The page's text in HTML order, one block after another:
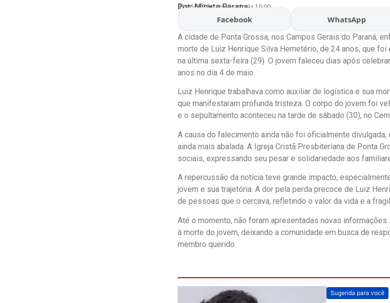
Por:Minuto Parana
01/06/2026 Atualizado às 10:00
Facebook WhatsApp
A cidade de Ponta Grossa, nos Campos Gerais do Paraná,
morte de Luiz Henrique Silva Hemetério, de 24 anos, que
na última sexta-feira (29). O jovem faleceu dias após
anos no dia 4 de maio.
Luiz Henrique trabalhava como auxiliar de logística e sua
que manifestaram profunda tristeza. O corpo do jovem foi
e o sepultamento aconteceu na tarde de sábado (30), no
A causa do falecimento ainda não foi oficialmente divulgada,
ainda mais abalada. A Igreja Cristã Presbiteriana de Ponta
sociais, expressando seu pesar e solidariedade aos
A repercussão da notícia teve grande impacto,
jovem e sua trajetória. A dor pela perda precoce de Luiz
de pessoas que o cercava, refletindo o valor da vida e a
Até o momento, não foram apresentadas novas
à morte do jovem, deixando a comunidade em busca de
membro querido.
Sugerida para você